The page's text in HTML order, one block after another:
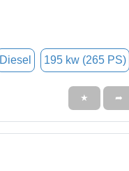
Diesel 195 kw (265 PS)
★ ➦